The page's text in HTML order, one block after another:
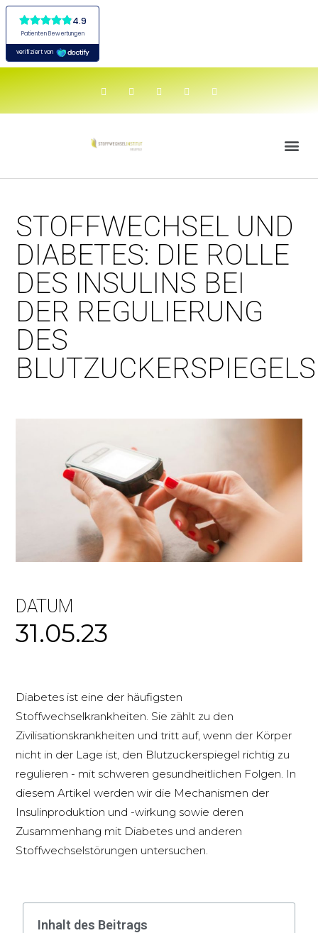
STOFFWECHSEL UND
DIABETES: DIE ROLLE
DES INSULINS BEI
DER REGULIERUNG
DES
BLUTZUCKERSPIEGELS
DATUM
31.05.23
Diabetes ist eine der häufigsten
Stoffwechselkrankheiten. Sie zählt zu den
Zivilisationskrankheiten und tritt auf, wenn der Körper
nicht in der Lage ist, den Blutzuckerspiegel richtig zu
regulieren - mit schweren gesundheitlichen Folgen. In
diesem Artikel werden wir die Mechanismen der
Insulinproduktion und -wirkung sowie deren
Zusammenhang mit Diabetes und anderen
Stoffwechselstörungen untersuchen.
Inhalt des Beitrags